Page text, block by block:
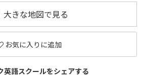
大きな地図で見る
お気に入りに追加
英語スクールをシェアする